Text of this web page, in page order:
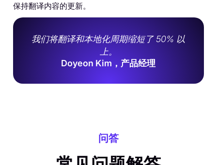
保持翻译内容的更新。
我们将翻译和本地化周期缩短了 50% 以
上。
Doyeon Kim，产品经理
问答